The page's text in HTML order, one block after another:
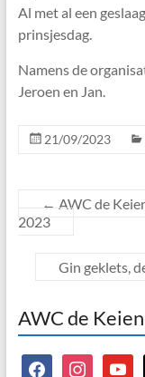
Al met al een
prinsjesdag.
Namens de
Jeroen en Jan.
21/09/2023
← AWC de
2023
Gin geklets,
AWC de
facebookinstagram